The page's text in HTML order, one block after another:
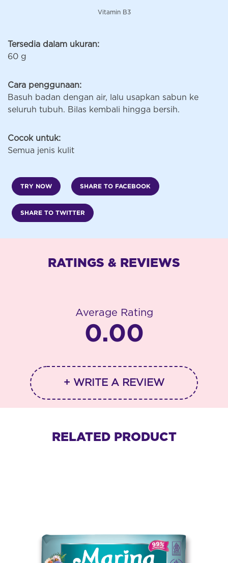
Vitamin B3
Tersedia dalam ukuran:
60 g
Cara penggunaan:
Basuh badan dengan air, lalu usapkan sabun ke
seluruh tubuh. Bilas kembali hingga bersih.
Cocok untuk:
Semua jenis kulit
TRY NOW SHARE TO FACEBOOK
SHARE TO TWITTER
RATINGS & REVIEWS
Average Rating
0.00
+ WRITE A REVIEW
RELATED PRODUCT